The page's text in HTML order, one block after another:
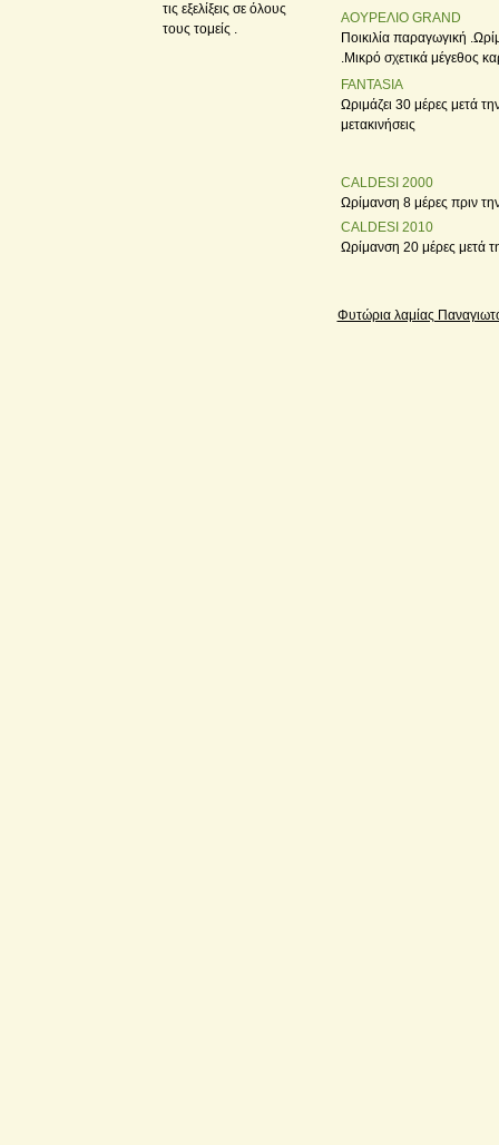
τις εξελίξεις σε όλους
τους τομείς .
ΑΟΥΡΕΛΙΟ GRAND
Ποικιλία παραγωγική
.Μικρό σχετικά μέγεθος
FANTASIA
Ωριμάζει 30 μέρες μετά
μετακινήσεις
CALDESI 2000
Ωρίμανση 8 μέρες πριν
CALDESI 2010
Ωρίμανση 20 μέρες μετά
Φυτώρια λαμίας